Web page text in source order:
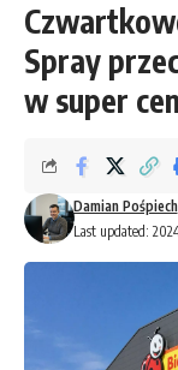
Spray
w super
Last updated:
Damian Pośpiech